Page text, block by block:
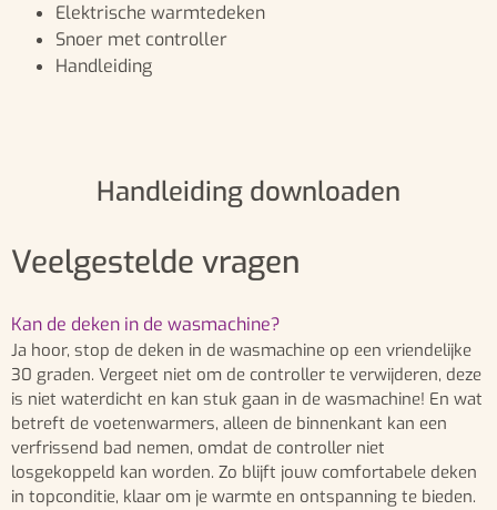
Elektrische warmtedeken
Snoer met controller
Handleiding
Handleiding downloaden
Veelgestelde vragen
Kan de deken in de wasmachine?
Ja hoor, stop de deken in de wasmachine op een vriendelijke
30 graden. Vergeet niet om de controller te verwijderen, deze
is niet waterdicht en kan stuk gaan in de wasmachine! En wat
betreft de voetenwarmers, alleen de binnenkant kan een
verfrissend bad nemen, omdat de controller niet
losgekoppeld kan worden. Zo blijft jouw comfortabele deken
in topconditie, klaar om je warmte en ontspanning te bieden.